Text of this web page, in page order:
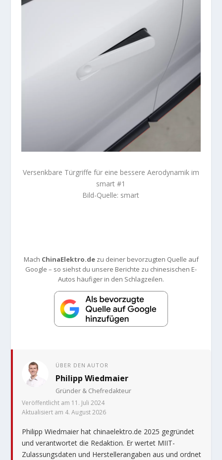
Versenkbare Türgriffe für eine bessere Aerodynamik im
smart #1
Bild-Quelle: smart
Mach ChinaElektro.dezu deiner bevorzugten Quelle auf
Google – so siehst du unsere Berichte zu chinesischen E-
Autos häufiger in den Schlagzeilen.
ÜBER DEN AUTOR
Philipp Wiedmaier
Gründer & Chefredakteur
Veröffentlicht am 11. Juli 2024
Aktualisiert am 4. August 2026
Philipp Wiedmaier hat chinaelektro.de 2025 gegründet
und verantwortet die Redaktion. Er wertet MIIT-
Zulassungsdaten und Herstellerangaben aus und ordnet